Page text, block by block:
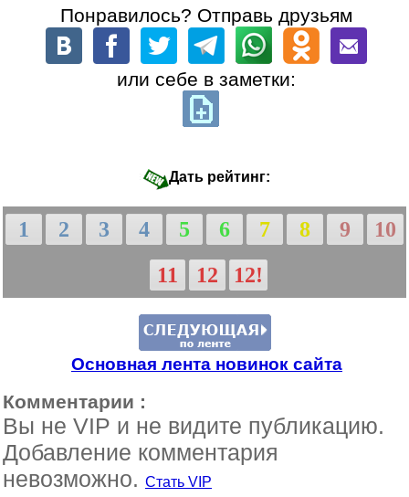
Понравилось? Отправь друзьям
или себе в заметки:
Дать рейтинг:
1 2 3 4 5 6 7 8 9
10
11
12 12!
Основная лента новинок сайта
Комментарии :
Вы не VIP и не видите публикацию.
Добавление комментария
невозможно. Стать VIP